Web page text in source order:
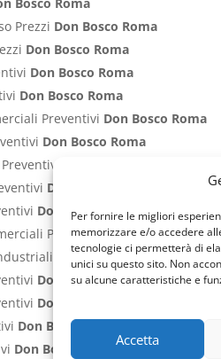
Per fornire le migliori
memorizzare e/o accedere
tecnologie ci permetterà di
unici su questo sito. Non
su alcune caratteristiche e
Accetta
Bosco Roma
Prezzi Don Bosco Roma
Don Bosco Roma
Don Bosco Roma
Don Bosco Roma
Preventivi Don Bosco Roma
Don Bosco Roma
Don Bosco Roma
Don Bosco Roma
PreventiviDon Bosco Roma
PreventiviDon Bosco
Don Bosco Roma
Don Bosco Roma
Don Bosco Roma
Don Bosco Roma